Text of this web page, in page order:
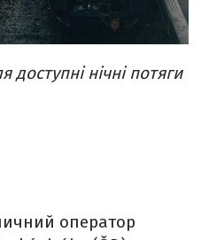
нічні потяги
оператор